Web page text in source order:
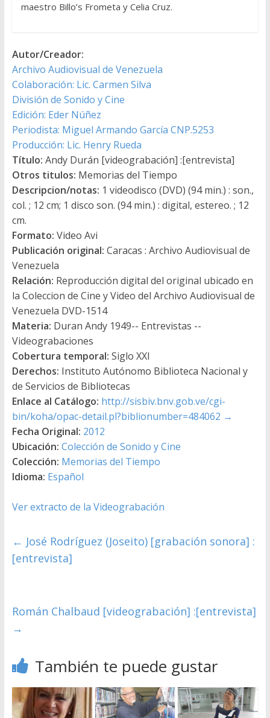
maestro Billo’s Frometa y Celia Cruz.
Autor/Creador:
Archivo Audiovisual de Venezuela
Colaboración: Lic. Carmen Silva
División de Sonido y Cine
Edición: Eder Núñez
Periodista: Miguel Armando García CNP.5253
Producción: Lic. Henry Rueda
Título: Andy Durán [videograbación] :[entrevista]
Otros titulos: Memorias del Tiempo
Descripcion/notas: 1 videodisco (DVD) (94 min.) : son.,
col. ; 12 cm; 1 disco son. (94 min.) : digital, estereo. ; 12
cm.
Formato: Video Avi
Publicación original: Caracas : Archivo Audiovisual de
Venezuela
Relación: Reproducción digital del original ubicado en
la Coleccion de Cine y Video del Archivo Audiovisual de
Venezuela DVD-1514
Materia: Duran Andy 1949-- Entrevistas --
Videograbaciones
Cobertura temporal: Siglo XXI
Derechos: Instituto Autónomo Biblioteca Nacional y
de Servicios de Bibliotecas
Enlace al Catálogo: http://sisbiv.bnv.gob.ve/cgi-
bin/koha/opac-detail.pl?biblionumber=484062 →
Fecha Original: 2012
Ubicación: Colección de Sonido y Cine
Colección: Memorias del Tiempo
Idioma: Español
Ver extracto de la Videograbación
← José Rodríguez (Joseito) [grabación sonora] :
[entrevista]
Román Chalbaud [videograbación] :[entrevista]
→
También te puede gustar